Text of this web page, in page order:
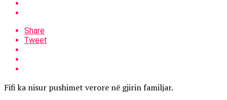
Share
Tweet
Fifi ka nisur pushimet verore në gjirin familjar.